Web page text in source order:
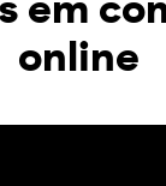
em
online